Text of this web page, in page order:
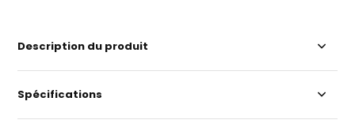
Description du produit
Spécifications